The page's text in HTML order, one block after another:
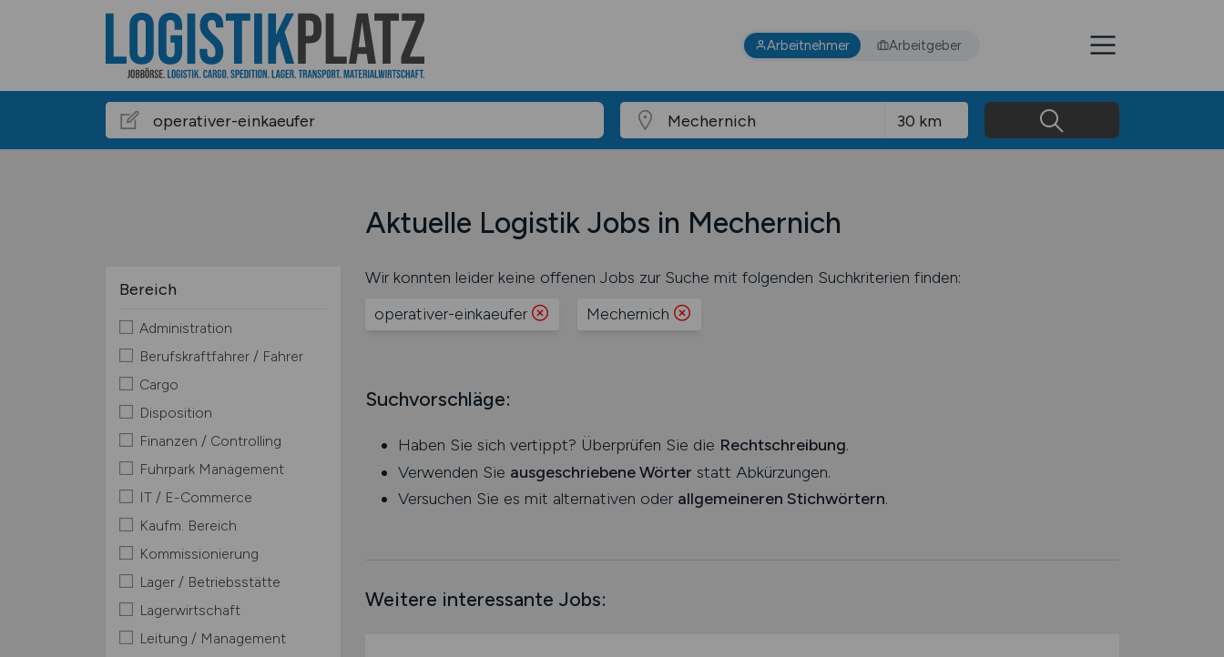
Arbeitnehmer Arbeitgeber
Aktuelle Logistik Jobs in Mechernich
Bereich
Administration
Berufskraftfahrer / Fahrer
Cargo
Disposition
Finanzen / Controlling
Fuhrpark Management
IT / E-Commerce
Kaufm. Bereich
Kommissionierung
Lager / Betriebsstätte
Lagerwirtschaft
Leitung / Management
Wir konnten leider keine offenen Jobs zur Suche mit folgenden Suchkriterien finden:
operativer-einkaeufer
Mechernich
Suchvorschläge:
Haben Sie sich vertippt? Überprüfen Sie die Rechtschreibung.
Verwenden Sie ausgeschriebene Wörter statt Abkürzungen.
Versuchen Sie es mit alternativen oder allgemeineren Stichwörtern.
Weitere interessante Jobs: